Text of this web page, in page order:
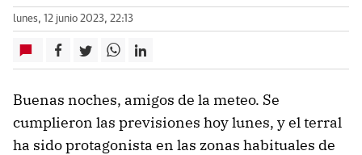
lunes, 12 junio 2023, 22:13
Buenas noches, amigos de la meteo. Se
cumplieron las previsiones hoy lunes, y el terral
ha sido protagonista en las zonas habituales de